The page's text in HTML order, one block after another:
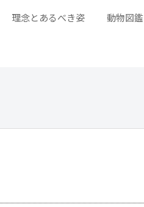
理念とあるべき姿 動物図鑑